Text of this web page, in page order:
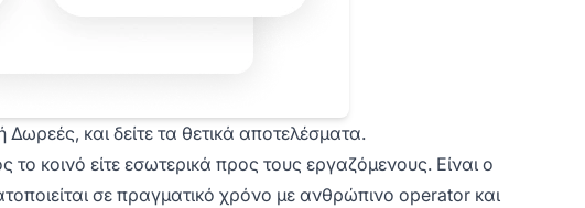
και δείτε τα θετικά αποτελέσματα.
κοινό είτε εσωτερικά προς τους εργαζόμενους. Είναι ο
σε πραγματικό χρόνο με ανθρώπινο operator και